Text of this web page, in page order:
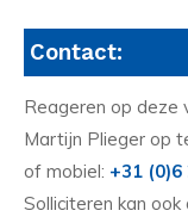
Contact:
Reageren op deze
Martijn Plieger op
of mobiel: +31 (0)6
Solliciteren kan